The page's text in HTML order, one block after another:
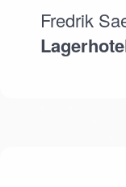
Fredrik